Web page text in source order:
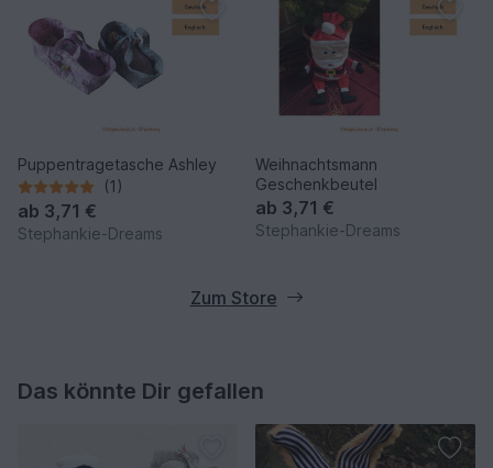
Puppentragetasche Ashley
(1)
ab 3,71 €
Stephankie-Dreams
Weihnachtsmann
Geschenkbeutel
ab 3,71 €
Stephankie-Dreams
Zum Store
Das könnte Dir gefallen